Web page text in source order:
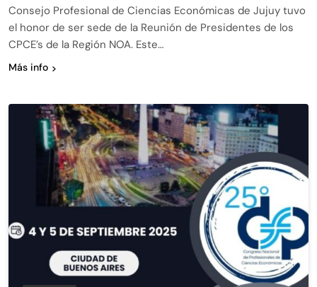
Consejo Profesional de Ciencias Económicas de Jujuy tuvo
el honor de ser sede de la Reunión de Presidentes de los
CPCE’s de la Región NOA. Este…
Más info